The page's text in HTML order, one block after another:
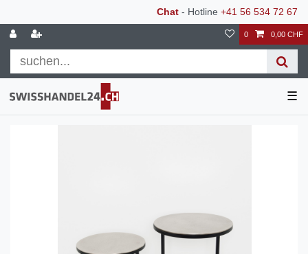
Chat - Hotline +41 56 534 72 67
0 0,00 CHF
☰